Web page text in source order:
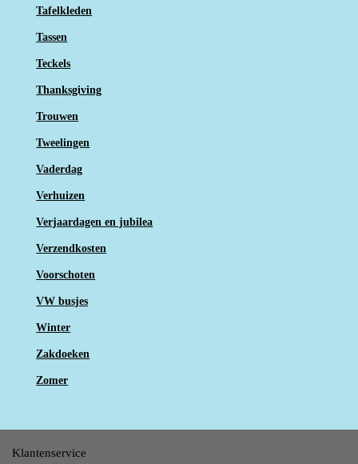
Tafelkleden
Tassen
Teckels
Thanksgiving
Trouwen
Tweelingen
Vaderdag
Verhuizen
Verjaardagen en jubilea
Verzendkosten
Voorschoten
VW busjes
Winter
Zakdoeken
Zomer
Klantenservice